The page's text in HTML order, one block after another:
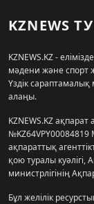
KZNEWS
KZNEWS.KZ -
мәдени және спорт
Үздік
алаңы.
KZNEWS.KZ ақпарат
№KZ64VPY00084819
ақпараттық
қою туралы
министрлігінің
Бұл желілік